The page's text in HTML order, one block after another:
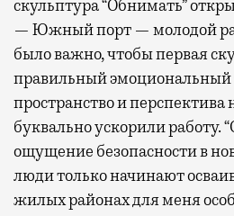
скульптура “Обнимать”
— Южный порт — молодой
было важно, чтобы первая
правильный эмоциональный
пространство и
буквально ускорили работу.
ощущение безопасности в
люди только начинают
жилых районах для меня